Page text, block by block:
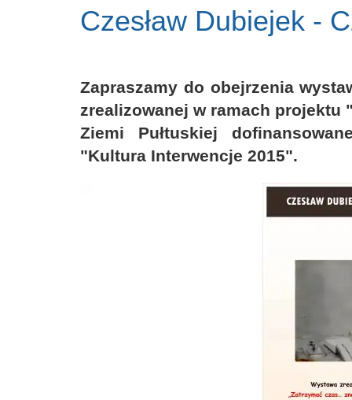
Czesław Dubiejek -
Zapraszamy do obejrzenia
zrealizowanej w ramach projektu
Ziemi Pułtuskiej
"Kultura Interwencje 2015".